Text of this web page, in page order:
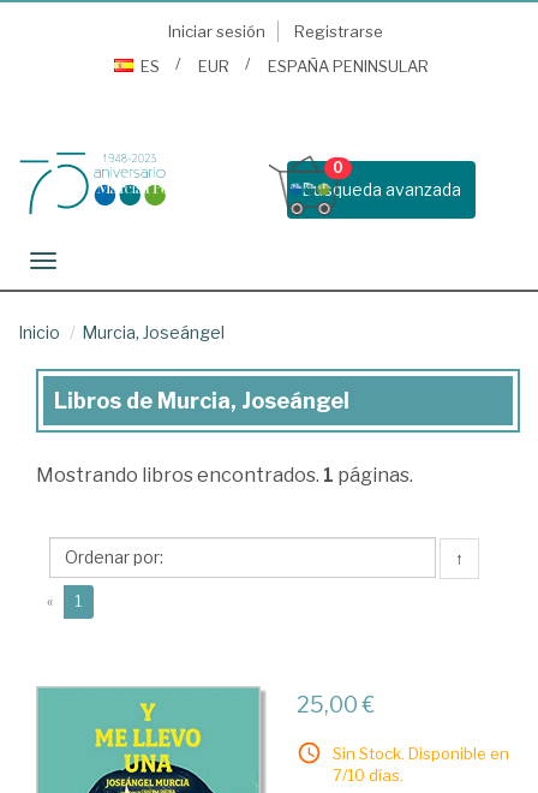
Iniciar sesión
Registrarse
ES
EUR ESPAÑA PENINSULAR
Busqueda avanzada
0
Toggle navigation
Inicio Murcia, Joseángel
Libros
Murcia,
Libros de Murcia, Joseángel
Mostrando libros encontrados. 1 páginas.
↑
« 1
25,00 €
Sin Stock. Disponible en
7/10 días.